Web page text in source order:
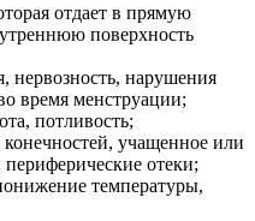
отдает в прямую
поверхность
нервозность, нарушения
время менструации;
потливость;
учащенное или
отеки;
температуры,